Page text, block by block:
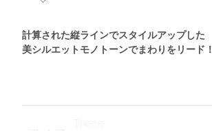
計算された縦ラインでスタイルアップした
美シルエットモノトーンでまわりをリード！
Theme